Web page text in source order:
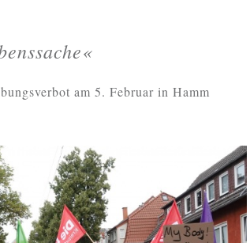
am 5. Februar in Hamm